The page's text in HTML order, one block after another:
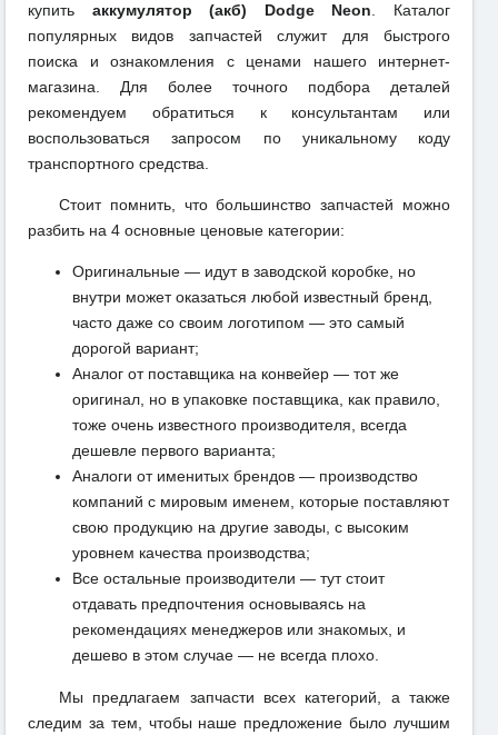
купить аккумулятор (акб) Dodge Neon. Каталог
популярных видов запчастей служит для быстрого
поиска и ознакомления с ценами нашего интернет-
магазина. Для более точного подбора деталей
рекомендуем обратиться к консультантам или
воспользоваться запросом по уникальному коду
транспортного средства.
Стоит помнить, что большинство запчастей можно
разбить на 4 основные ценовые категории:
Оригинальные — идут в заводской коробке, но
внутри может оказаться любой известный бренд,
часто даже со своим логотипом — это самый
дорогой вариант;
Аналог от поставщика на конвейер — тот же
оригинал, но в упаковке поставщика, как правило,
тоже очень известного производителя, всегда
дешевле первого варианта;
Аналоги от именитых брендов — производство
компаний с мировым именем, которые поставляют
свою продукцию на другие заводы, с высоким
уровнем качества производства;
Все остальные производители — тут стоит
отдавать предпочтения основываясь на
рекомендациях менеджеров или знакомых, и
дешево в этом случае — не всегда плохо.
Мы предлагаем запчасти всех категорий, а также
следим за тем, чтобы наше предложение было лучшим